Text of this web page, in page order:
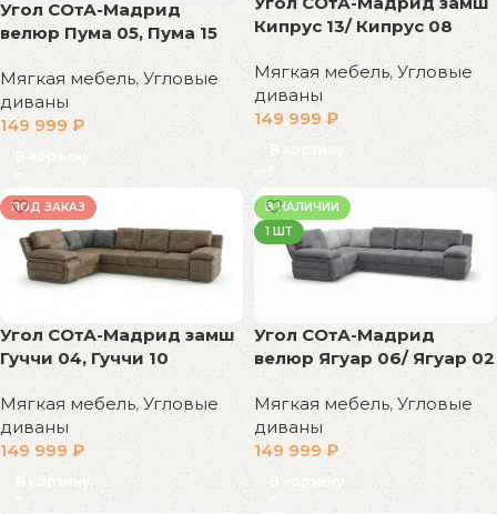
Угол СОтА-Мадрид
велюр Пума 05, Пума 15
Мягкая мебель,Угловые
диваны
149 999₽
В корзину
Кипрус 13/ Кипрус 08
Мягкая мебель,Угловые
диваны
149 999₽
В корзину
ПОД ЗАКАЗ
Угол СОтА-Мадрид замш
Гуччи 04, Гуччи 10
Мягкая мебель, Угловые
диваны
149 999 ₽
В корзину
В НАЛИЧИИ
1 ШТ
Угол СОтА-Мадрид
велюр Ягуар 06/ Ягуар 02
Мягкая мебель,Угловые
диваны
149 999₽
В корзину